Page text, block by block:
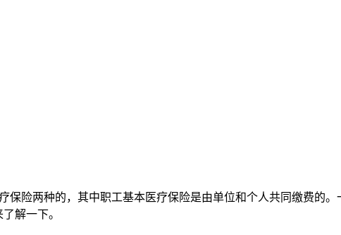
险两种的，其中职工基本医疗保险是由单位和个人共同缴费的。
解一下。